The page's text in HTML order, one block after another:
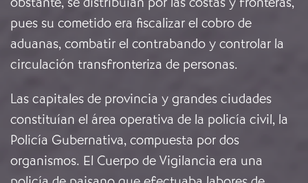
pues su cometido era fiscalizar el cobro de
aduanas, combatir el contrabando y controlar la
circulación transfronteriza de personas.
Las capitales de provincia y grandes ciudades
constituían el área operativa de la policía civil, la
Policía Gubernativa, compuesta por dos
organismos. El Cuerpo de Vigilancia era una